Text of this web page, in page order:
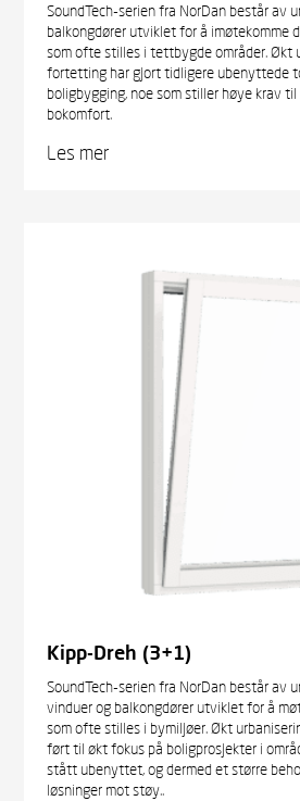
SoundTech-serien fra NorDan består av
balkongdører utviklet for å imøtekomme
som ofte stilles i tettbygde områder. Økt
fortetting har gjort tidligere ubenyttede
boligbygging, noe som stiller høye krav
bokomfort.
Les mer
Kipp-Dreh (3+1)
SoundTech-serien fra NorDan består av
vinduer og balkongdører utviklet for å
som ofte stilles i bymiljøer. Økt
ført til økt fokus på boligprosjekter i
stått ubenyttet, og dermed et større
løsninger mot støy..